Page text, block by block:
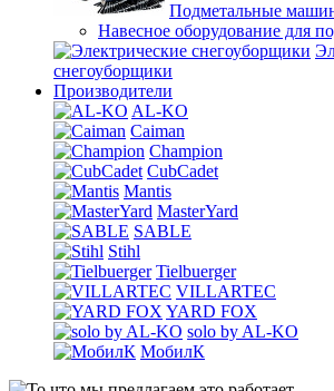
Подметальные
Навесное оборудование для
снегоуборщики
Производители
AL-KO
Caiman
Champion
CubCadet
Mantis
MasterYard
SABLE
Stihl
Tielbuerger
VILLARTEC
YARD FOX
solo by AL-KO
МобилК